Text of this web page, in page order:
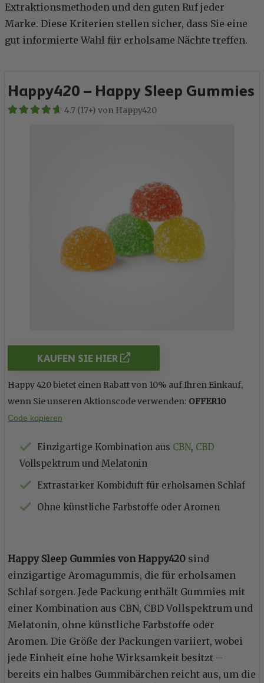
Extraktionsmethoden und den guten Ruf jeder
Marke. Diese Kriterien stellen sicher, dass Sie eine
gut informierte Wahl für erholsame Nächte treffen.
Happy420 – Happy Sleep Gummies
4.7 (17+) von Happy420
KAUFEN SIE HIER
Happy 420 bietet einen Rabatt von 10% auf Ihren Einkauf,
wenn Sie unseren Aktionscode verwenden: OFFER10
Code kopieren
Einzigartige Kombination aus CBN, CBD
Vollspektrum und Melatonin
Extrastarker Kombiduft für erholsamen Schlaf
Ohne künstliche Farbstoffe oder Aromen
Happy Sleep Gummies von Happy420 sind
einzigartige Aromagummis, die für erholsamen
Schlaf sorgen. Jede Packung enthält Gummies mit
einer Kombination aus CBN, CBD Vollspektrum und
Melatonin, ohne künstliche Farbstoffe oder
Aromen. Die Größe der Packungen variiert, wobei
jede Einheit eine hohe Wirksamkeit besitzt –
bereits ein halbes Gummibärchen reicht aus, um die